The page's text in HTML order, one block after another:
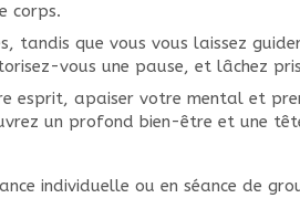
corps.
tandis que vous vous laissez
vous une pause, et lâchez
esprit, apaiser votre mental et
un profond bien-être et une
individuelle ou en séance de